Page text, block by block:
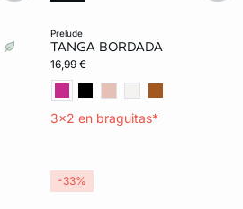
prelude
TANGA BORDADA
16,99 €
3x2 en braguitas*
-33%